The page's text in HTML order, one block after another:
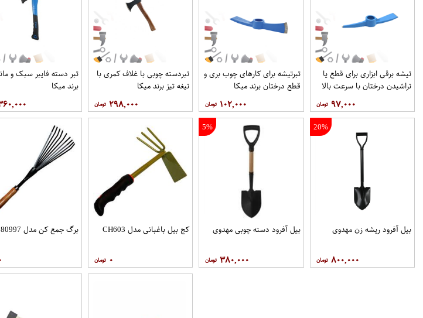
تیشه برقی ابزاری برای قطع یا
تراشیدن درختان با سرعت بالا
۹۷,۰۰۰
تبرتیشه برای کارهای چوب بری و
قطع درختان برند میکا
۱۰۲,۰۰۰
تبردسته چوبی با غلاف کمری با
تیغه تیز برند میکا
۲۹۸,۰۰۰
تبر دسته فایبر سبک و
برند میکا
20%
بیل آفرود ریشه زن مهدوی
۸۰۰,۰۰۰
5%
بیل آفرود دسته چوبی مهدوی
۳۸۰,۰۰۰
کج بیل باغبانی مدل CH603
۰
برگ جمع کن مدل 380997